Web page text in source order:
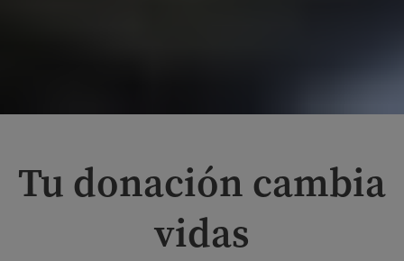
Tu donación cambia
vidas